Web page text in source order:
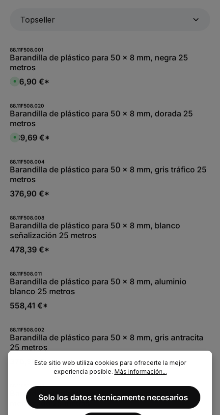
88.11F508.001
Barandilla de plástico para 50 x 8 mm, negra 25
metros
D
o
n
i
b
l
,
e
f
r
e
-
1
0
W
e
r
k
e
376,90 €*
88.11F508.020
Barandilla de plástico para 50 x 8 mm, dorada 25
metros
D
o
n
i
b
l
e
,
e
f
r
e
-
1
0
W
e
r
k
e
469,69 €*
88.11F508.004
Barandilla de plástico para 50 x 8 mm, gris tráfico 25
metros
376,90 €*
88.11F508.008
Barandilla de plástico para 50 x 8 mm, blanco
señalización 25 metros
478,39 €*
88.11F508.011
Barandilla de plástico para 50 x 8 mm, aluminio
blanco 25 metros
558,41 €*
88.11F508.002
Barandilla de plástico para 50 x 8 mm, gris antracita
25 metros
376,90 €*
88.11F508.003
Barandilla de plástico para 50 x 8 mm, gris
metalizado 25 metros
Este sitio web utiliza cookies para ofrecerte la mejor
experiencia posible. Más información...
Solo los datos técnicamente necesarios